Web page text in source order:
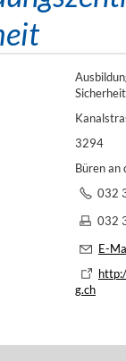
Sicherheit
3294
Büren an
032
032
E-
g.ch